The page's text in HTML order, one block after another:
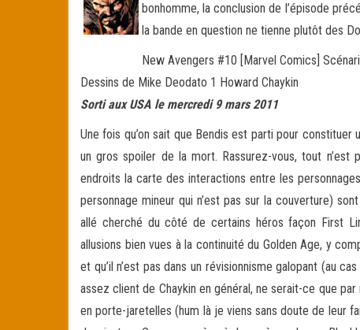
bonhomme, la conclusion de l’épisode
la bande en question ne tienne plutôt des
New Avengers #10 [Marvel Comics]
Dessins de Mike Deodato 1 Howard Chaykin
Sorti aux USA le mercredi 9 mars 2011
Une fois qu’on sait que Bendis est parti pour
un gros spoiler de la mort. Rassurez-vous, tout
endroits la carte des interactions entre les
personnage mineur qui n’est pas sur la couverture)
allé cherché du côté de certains héros façon First
allusions bien vues à la continuité du Golden Age, y
et qu’il n’est pas dans un révisionnisme galopant (au
assez client de Chaykin en général, ne serait-ce que
en porte-jaretelles (hum là je viens sans doute de leur